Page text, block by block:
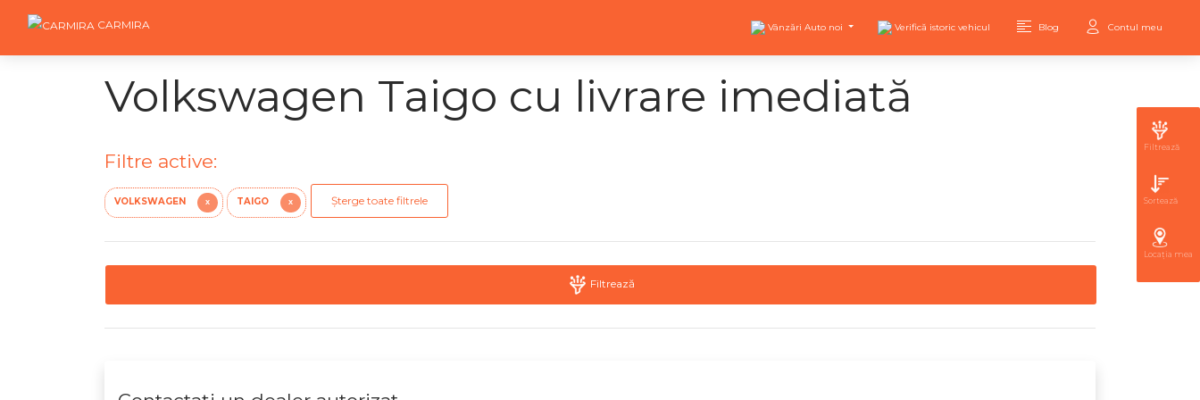
CARMIRA Vânzări Auto noi Verifică istoric vehicul Blog Contul meu
Volkswagen Taigo cu livrare imediată
Filtre active:
VOLKSWAGEN X TAIGO X Șterge toate filtrele
Filtrează
Filtrează
Sortează
Locația mea